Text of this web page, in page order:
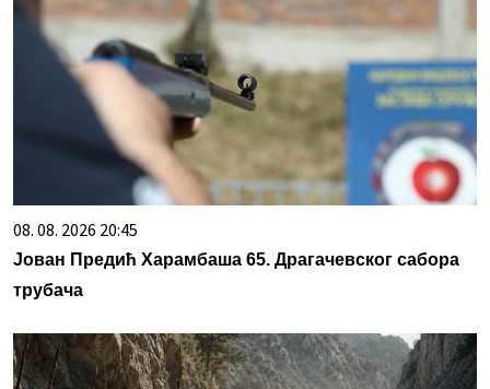
08. 08. 2026 20:45
Јован Предић Харамбаша 65. Драгачевског сабора
трубача